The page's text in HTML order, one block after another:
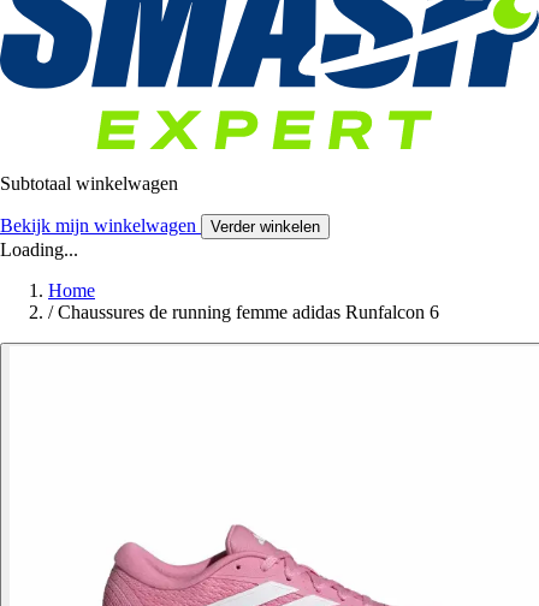
Subtotaal winkelwagen
Bekijk mijn winkelwagen Verder winkelen
Loading...
Home
/ Chaussures de running femme adidas Runfalcon 6